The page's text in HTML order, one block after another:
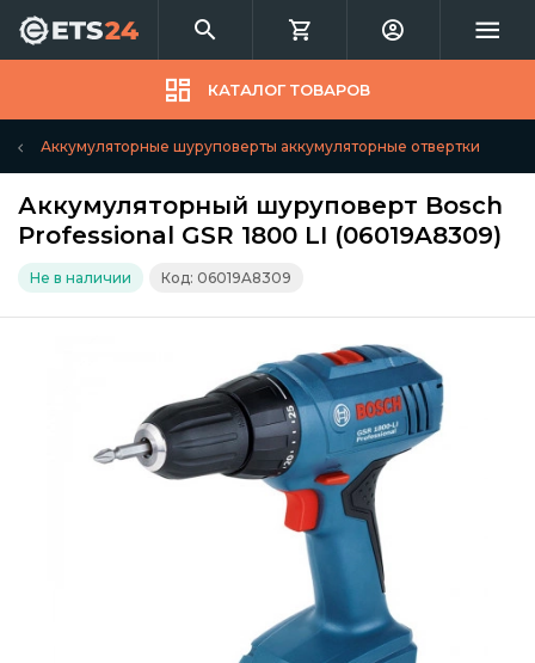
КАТАЛОГ ТОВАРОВ
Аккумуляторные шуруповерты аккумуляторные отвертки
Аккумуляторный шуруповерт Bosch
Professional GSR 1800 LI (06019A8309)
Не в наличии Код: 06019A8309